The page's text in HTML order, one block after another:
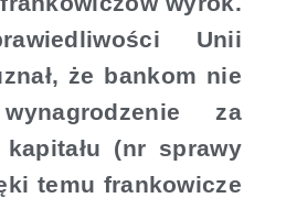
Unii
że bankom nie
za
(nr sprawy
temu frankowicze